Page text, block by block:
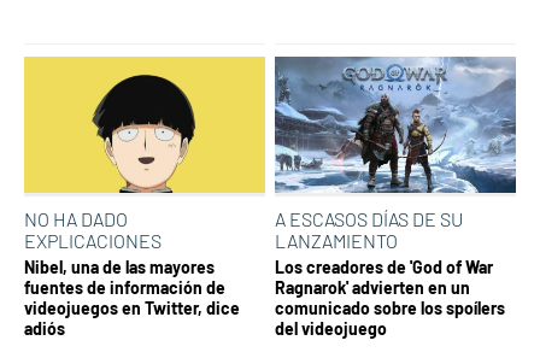
NO HA DADO
EXPLICACIONES
Nibel, una de las mayores
fuentes de información de
videojuegos en Twitter, dice
adiós
A ESCASOS DÍAS DE SU
LANZAMIENTO
Los creadores de 'God of War
Ragnarok' advierten en un
comunicado sobre los spoílers
del videojuego